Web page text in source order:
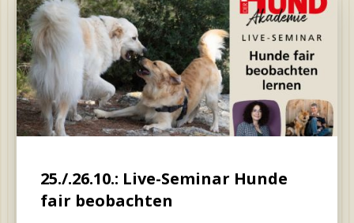
25./.26.10.: Live-Seminar Hunde
fair beobachten